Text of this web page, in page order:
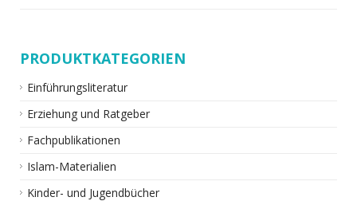
PRODUKTKATEGORIEN
Einführungsliteratur
Erziehung und Ratgeber
Fachpublikationen
Islam-Materialien
Kinder- und Jugendbücher